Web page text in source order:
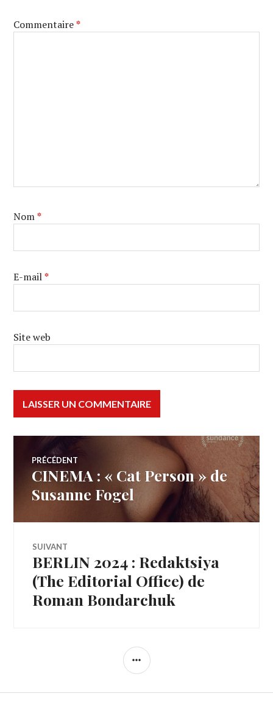
Commentaire*
Nom*
E-mail*
Site web
Navigation
de
l’article
PRÉCÉDENT
Article
précédent :
CINEMA : « Cat Person » de
Susanne Fogel
SUIVANT
Article
Suivant:
BERLIN 2024 : Redaktsiya
(The Editorial Office) de
Roman Bondarchuk
COLONNE